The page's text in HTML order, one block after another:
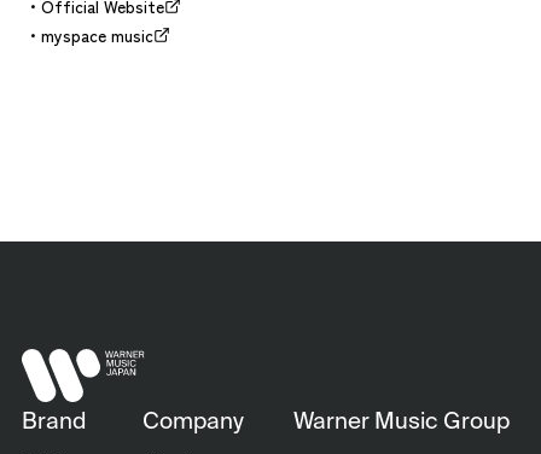
Official Website
myspace music
Brand Company Warner Music Group